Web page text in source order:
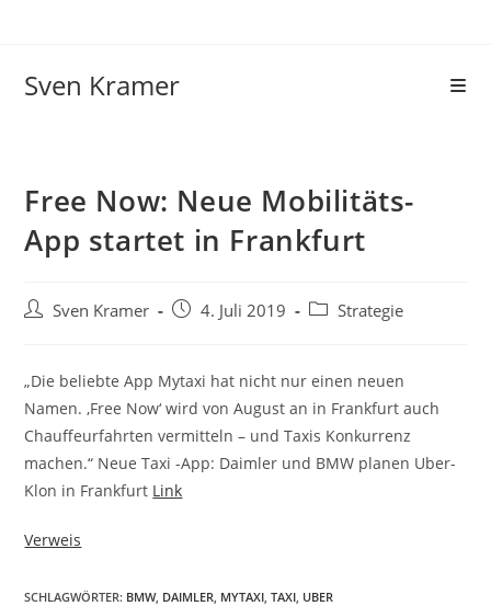
Sven Kramer
Free Now: Neue Mobilitäts-
App startet in Frankfurt
Sven Kramer 4. Juli 2019 Strategie
„Die beliebte App Mytaxi hat nicht nur einen neuen
Namen. ‚Free Now‘ wird von August an in Frankfurt auch
Chauffeurfahrten vermitteln – und Taxis Konkurrenz
machen.“ Neue Taxi -App: Daimler und BMW planen Uber-
Klon in Frankfurt Link
Verweis
SCHLAGWÖRTER: BMW, DAIMLER, MYTAXI, TAXI, UBER